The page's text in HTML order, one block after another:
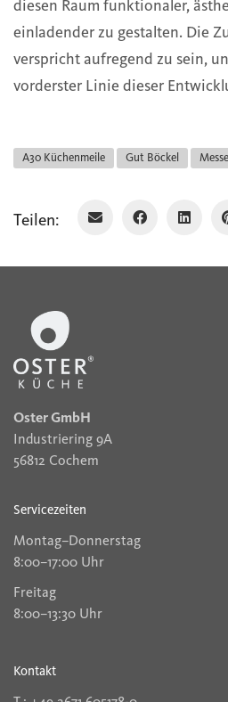
diesen Raum funktionaler,
einladender zu gestalten. Die
verspricht aufregend zu sein,
vorderster Linie dieser
A30 Küchenmeile Gut Böckel
Teilen:
Oster GmbH
Industriering 9A
56812 Cochem
Servicezeiten
Montag–Donnerstag
8:00–17:00 Uhr
Freitag
8:00–13:30 Uhr
Kontakt